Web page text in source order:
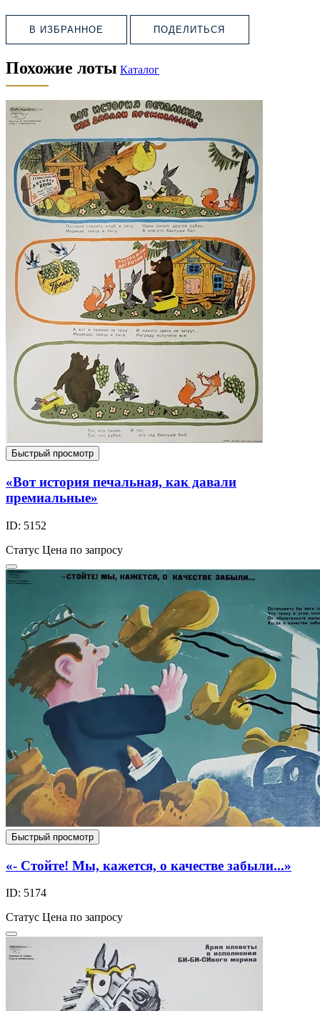
В ИЗБРАННОЕ ПОДЕЛИТЬСЯ
Похожие лоты Каталог
Быстрый просмотр
«Вот история печальная, как давали
премиальные»
ID: 5152
Статус Цена по запросу
Быстрый просмотр
«- Стойте! Мы, кажется, о качестве забыли...»
ID: 5174
Статус Цена по запросу